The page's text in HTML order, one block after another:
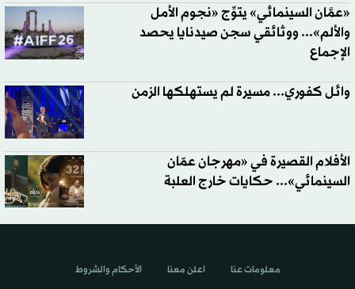
«عمَّان السينمائي» يتوِّج «نجوم الأمل
والألم»... ووثائقي سجن صيدنايا يحصد
الإجماع
وائل كفوري... مسيرة لم يستهلكها الزمن
الأفلام القصيرة في «مهرجان عمّان
السينمائي»... حكايات خارج العلبة
معلومات عنا اعلن معنا الأحكام والشروط